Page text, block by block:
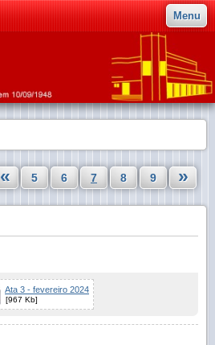
Menu
« 5 6 7 8 9 »
Ata 3 - fevereiro 2024
[967 Kb]